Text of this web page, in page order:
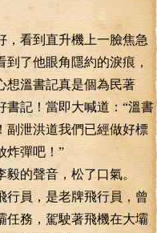
到直升機上一臉焦急
到了他眼角隱約的淚痕，
想溫書記真是個為民著
書記！當即大喊道：“溫書
副泄洪道我們已經做好標
炸彈吧！”
聲音，松了口氣。
，是老牌飛行員，曾
任務，駕駛著飛機在大壩